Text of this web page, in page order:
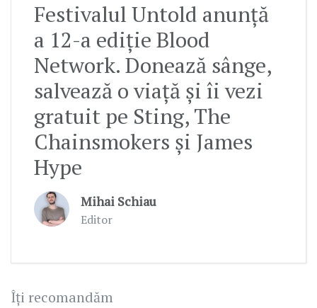
Festivalul Untold anunță
a 12-a ediție Blood
Network. Donează sânge,
salvează o viață și îi vezi
gratuit pe Sting, The
Chainsmokers și James
Hype
Mihai Schiau
Editor
Îți recomandăm